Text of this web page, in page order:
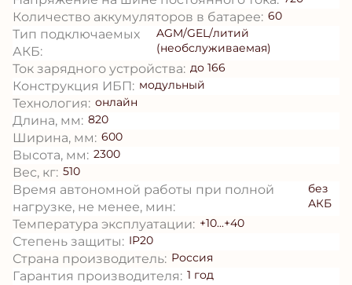
Количество аккумуляторов в батарее: 60
Тип подключаемых
АКБ:
AGM/GEL/литий
(необслуживаемая)
Ток зарядного устройства: до 166
Конструкция ИБП: модульный
Технология: онлайн
Длина, мм: 820
Ширина, мм: 600
Высота, мм: 2300
Вес, кг: 510
Время автономной работы при полной
нагрузке, не менее, мин:
без
АКБ
Температура эксплуатации: +10...+40
Степень защиты: IP20
Страна производитель: Россия
Гарантия производителя: 1 год